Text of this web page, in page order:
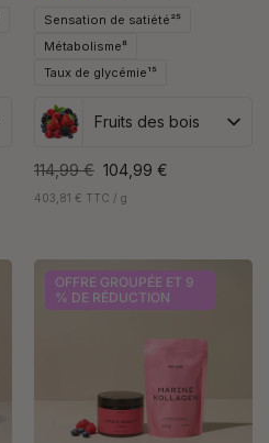
Sensation de satiété²⁵
Métabolisme⁸
Taux de glycémie¹⁵
Fruits des bois
114,99 € 104,99 €
403,81 € TTC / g
OFFRE GROUPÉE ET 9
% DE RÉDUCTION